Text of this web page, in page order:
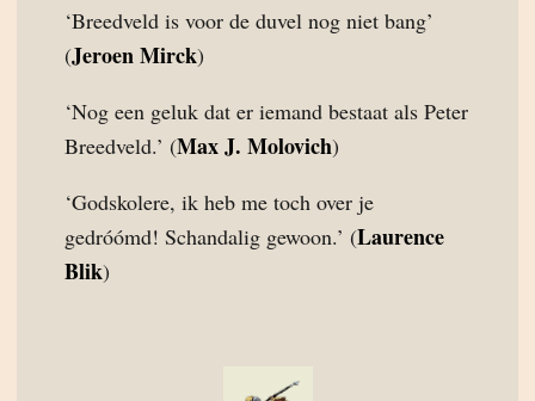
‘Breedveld is voor de duvel nog niet bang’
(Jeroen Mirck)
‘Nog een geluk dat er iemand bestaat als Peter
Breedveld.’ (Max J. Molovich)
‘Godskolere, ik heb me toch over je
gedróómd! Schandalig gewoon.’ (Laurence
Blik)